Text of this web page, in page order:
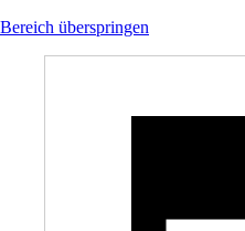
Bereich überspringen